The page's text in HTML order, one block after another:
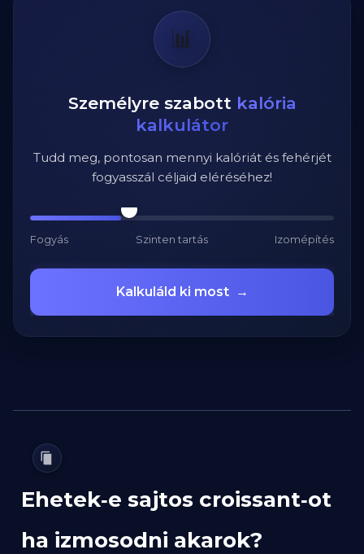
📊
Személyre szabott kalória
kalkulátor
Tudd meg, pontosan mennyi kalóriát és fehérjét
fogyasszál céljaid eléréséhez!
Fogyás Szinten tartás Izomépítés
Kalkuláld ki most →
Ehetek‑e sajtos croissant‑ot
ha izmosodni akarok?